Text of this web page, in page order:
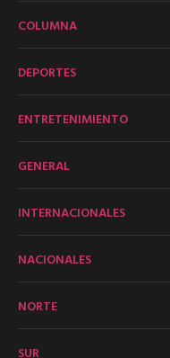
COLUMNA
DEPORTES
ENTRETENIMIENTO
GENERAL
INTERNACIONALES
NACIONALES
NORTE
SUR